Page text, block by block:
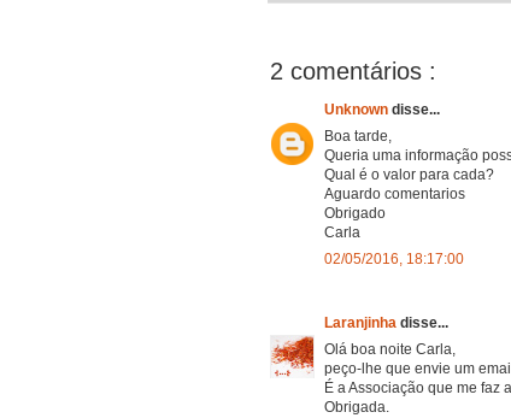
2 comentários :
Unknown disse...
Boa tarde,
Queria uma informação
Qual é o valor para cada?
Aguardo comentarios
Obrigado
Carla
02/05/2016, 18:17:00
Laranjinha disse...
Olá boa noite Carla,
peço-lhe que envie um
É a Associação que me faz
Obrigada.